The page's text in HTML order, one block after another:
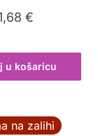
€
u košaricu
na zalihi